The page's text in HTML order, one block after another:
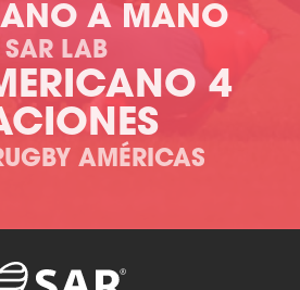
A MANO
SAR LAB
4
AMÉRICAS